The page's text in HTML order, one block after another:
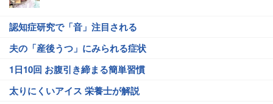
認知症研究で「音」注目される
夫の「産後うつ」にみられる症状
1日10回 お腹引き締まる簡単習慣
太りにくいアイス 栄養士が解説